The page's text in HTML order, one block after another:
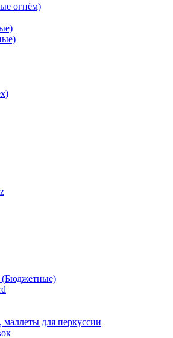
огнём)
(Бюджетные)
для перкуссии